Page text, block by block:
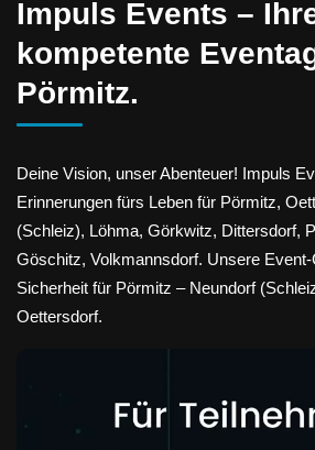
Impuls Events –
kompetente
Pörmitz.
Deine Vision, unser Abenteuer! Impuls
Erinnerungen fürs Leben für Pörmitz,
(Schleiz), Löhma, Görkwitz, Dittersdorf,
Göschitz, Volkmannsdorf. Unsere
Sicherheit für Pörmitz – Neundorf
Oettersdorf.